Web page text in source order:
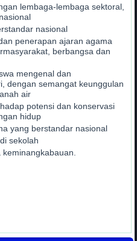
lembaga-lembaga sektoral,
nasional
penerapan ajaran agama
berbangsa dan
mengenal dan
dengan semangat keunggulan
air
potensi dan konservasi
hidup
yang berstandar nasional
sekolah